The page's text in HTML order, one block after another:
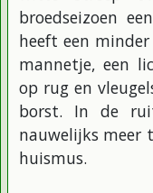
broedseizoen
heeft een
mannetje, een
op rug en
borst. In de
nauwelijks meer
huismus.